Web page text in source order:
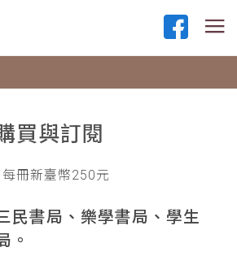
買與訂閱
冊新臺幣250元
民書局、樂學書局、學生
。